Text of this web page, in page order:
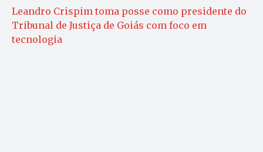
Leandro Crispim toma posse como presidente do
Tribunal de Justiça de Goiás com foco em
tecnologia